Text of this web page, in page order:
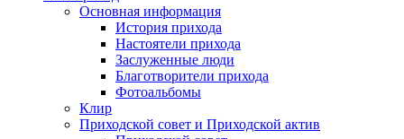
Основная информация
История прихода
Настоятели прихода
Заслуженные люди
Благотворители прихода
Фотоальбомы
Клир
Приходской совет и Приходской актив